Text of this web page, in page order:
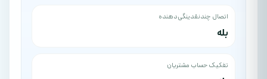
اتصال چندنقدینگی‌دهنده
بله
تفکیک حساب مشتریان